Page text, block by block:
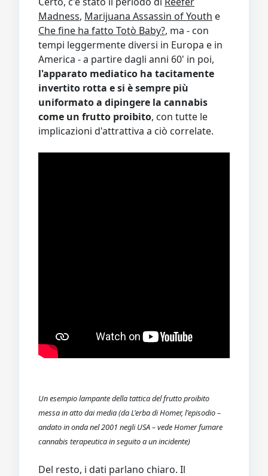
Madness, Marijuana Assassin of Youth e
Che fine ha fatto Totò Baby?, ma - con
tempi leggermente diversi in Europa e in
America - a partire dagli anni 60' in poi,
l'apparato mediatico ha tacitamente
invertito rotta e si è sempre più
uniformato a dipingere la cannabis
come un frutto proibito, con tutte le
implicazioni d'attrattiva a ciò correlate.
Un esempio lampante della tattica del frutto proibito
messa in atto dai media (da L'erba di Homer, l'episodio –
andato in onda nel 2001 negli USA – vede Homer fumare
cannabis terapeutica in seguito a un incidente)
Del resto, i dati parlano chiaro. Il